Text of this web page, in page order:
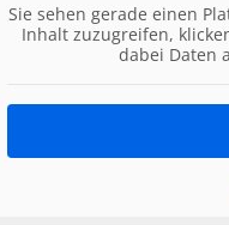
Sie sehen gerade einen
Inhalt zuzugreifen,
dabei Daten